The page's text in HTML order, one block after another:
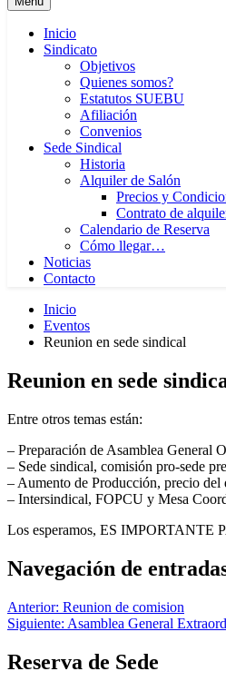
Inicio
Sindicato
Objetivos
Quienes somos?
Estatutos SUEBU
Afiliación
Convenios
Sede Sindical
Historia
Alquiler de Salón
Precios y
Contrato de
Calendario de Reserva
Cómo llegar…
Noticias
Contacto
Inicio
Eventos
Reunion en sede sindical
Reunion en sede
Entre otros temas están:
– Preparación de Asamblea General
– Sede sindical, comisión pro-sede
– Aumento de Producción, precio
– Intersindical, FOPCU y Mesa
Los esperamos, ES IMPORTANTE
Navegación de
Anterior: Reunion de comision
Siguiente: Asamblea General
Reserva de Sede